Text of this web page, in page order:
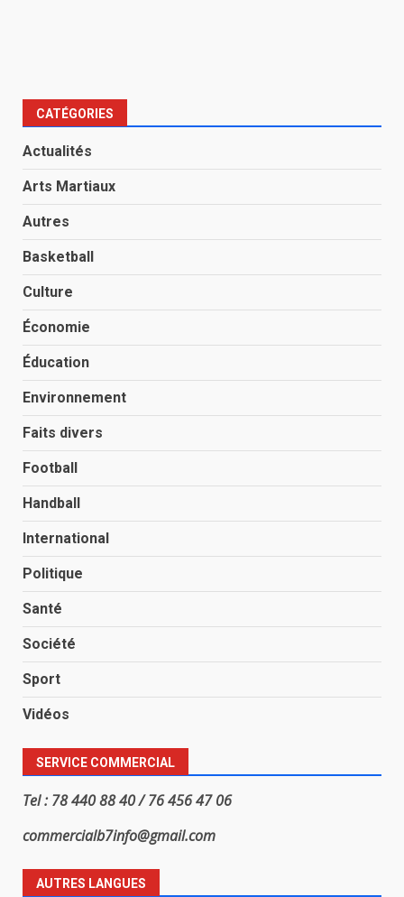
CATÉGORIES
Actualités
Arts Martiaux
Autres
Basketball
Culture
Économie
Éducation
Environnement
Faits divers
Football
Handball
International
Politique
Santé
Société
Sport
Vidéos
SERVICE COMMERCIAL
Tel : 78 440 88 40 / 76 456 47 06
commercialb7info@gmail.com
AUTRES LANGUES